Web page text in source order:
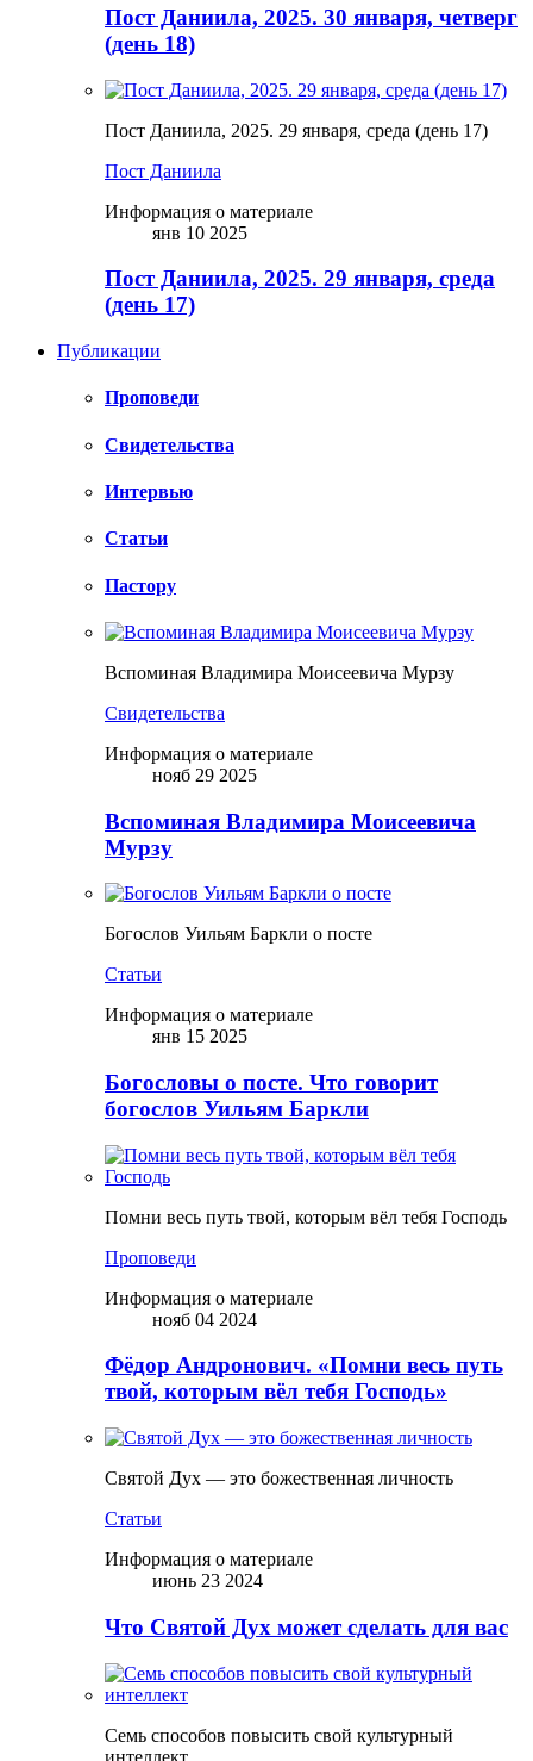
Пост Даниила, 2025. 30 января, четверг
(день 18)
Пост Даниила, 2025. 29 января, среда (день 17)
Пост Даниила
Информация о материале
янв 10 2025
Пост Даниила, 2025. 29 января, среда
(день 17)
Публикации
Проповеди
Свидетельства
Интервью
Статьи
Пастору
Вспоминая Владимира Моисеевича Мурзу
Свидетельства
Информация о материале
нояб 29 2025
Вспоминая Владимира Моисеевича
Мурзу
Богослов Уильям Баркли о посте
Статьи
Информация о материале
янв 15 2025
Богословы о посте. Что говорит
богослов Уильям Баркли
Помни весь путь твой, которым вёл тебя Господь
Проповеди
Информация о материале
нояб 04 2024
Фёдор Андронович. «Помни весь путь
твой, которым вёл тебя Господь»
Святой Дух — это божественная личность
Статьи
Информация о материале
июнь 23 2024
Что Святой Дух может сделать для вас
Семь способов повысить свой культурный
интеллект